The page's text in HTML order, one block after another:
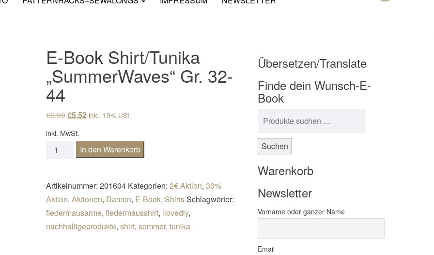
E-Book Shirt/Tunika
„SummerWaves“ Gr. 32-
44
€6,90Ursprünglicher Preis war: €6,90
€5,52Aktueller Preis ist: €5,52.
inkl. 19% USt
inkl. MwSt.
E-Book Shirt/Tunika "SummerWaves" Gr. 32-44 Menge
In den Warenkorb
Artikelnummer: 201604 Kategorien: 2€ Aktion, 30%
Aktion, Aktionen, Damen, E-Book, ShirtsSchlagwörter:
fledermausarme, fledermausshirt, ilovediy,
nachhaltigeprodukte, shirt, sommer, tunika
Übersetzen/Translate
Finde dein Wunsch-E-
Book
Suchen
Warenkorb
Newsletter
Vorname oder ganzer Name
Email